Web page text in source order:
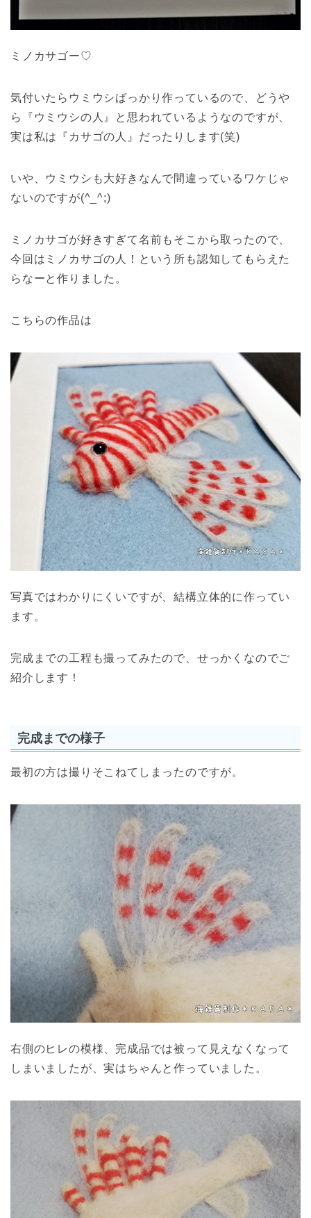
ミノカサゴー♡
気付いたらウミウシばっかり作っているので、どうや
ら『ウミウシの人』と思われているようなのですが、
実は私は『カサゴの人』だったりします(笑)
いや、ウミウシも大好きなんで間違っているワケじゃ
ないのですが(^_^;)
ミノカサゴが好きすぎて名前もそこから取ったので、
今回はミノカサゴの人！という所も認知してもらえた
らなーと作りました。
こちらの作品は
写真ではわかりにくいですが、結構立体的に作ってい
ます。
完成までの工程も撮ってみたので、せっかくなのでご
紹介します！
完成までの様子
最初の方は撮りそこねてしまったのですが。
右側のヒレの模様、完成品では被って見えなくなって
しまいましたが、実はちゃんと作っていました。